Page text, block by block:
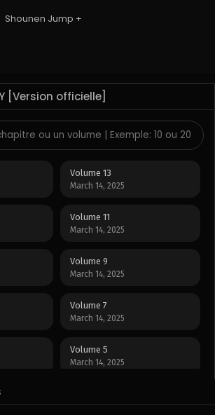
Shounen Jump +
[Version officielle]
Volume 13
March 14, 2025
Volume 11
March 14, 2025
Volume 9
March 14, 2025
Volume 7
March 14, 2025
Volume 5
March 14, 2025
March 14, 2025